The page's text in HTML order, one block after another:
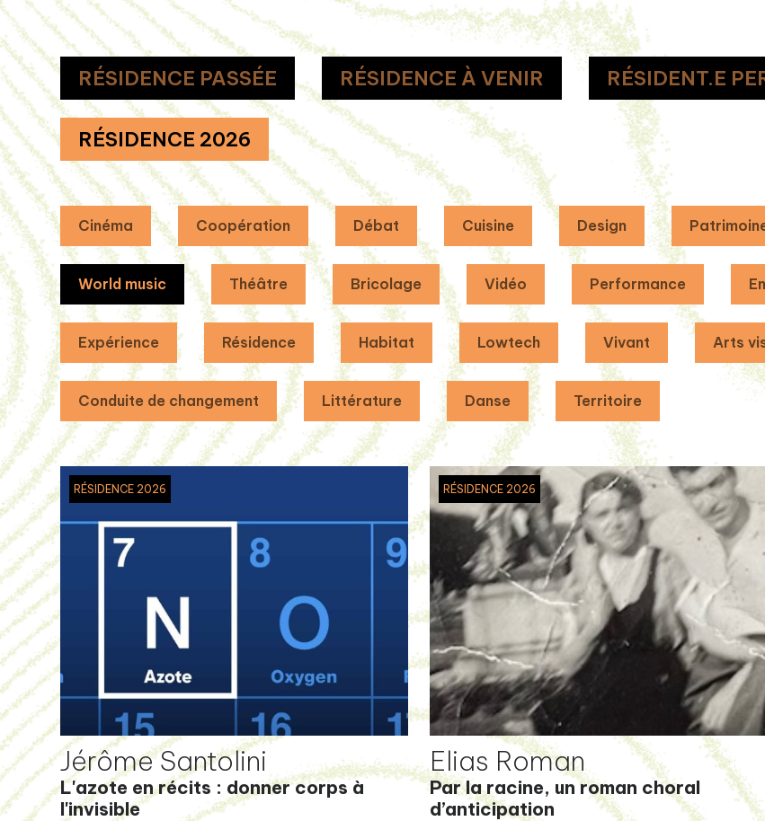
RÉSIDENCE PASSÉE RÉSIDENCE À VENIR RÉSIDENT.E
RÉSIDENCE 2026
Cinéma Coopération Débat Cuisine Design
World music Théâtre Bricolage Vidéo Performance
Expérience Résidence Habitat Lowtech Vivant Arts
Conduite de changement Littérature Danse Territoire
RÉSIDENCE 2026
Jérôme Santolini
L'azote en récits : donner corps à
l'invisible
RÉSIDENCE 2026
Elias Roman
Par la racine, un roman choral
d’anticipation